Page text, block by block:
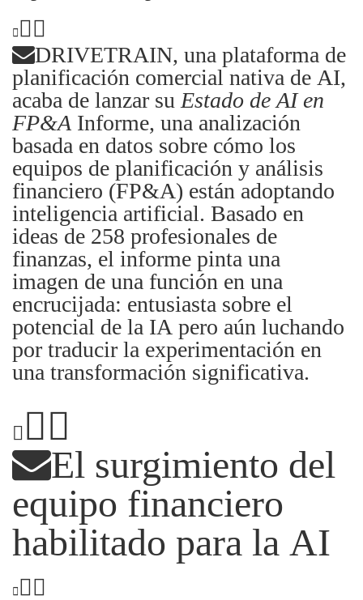
DRIVETRAIN, una plataforma de
planificación comercial nativa de AI,
acaba de lanzar su Estado de AI en
FP&A Informe, una analización
basada en datos sobre cómo los
equipos de planificación y análisis
financiero (FP&A) están adoptando
inteligencia artificial. Basado en
ideas de 258 profesionales de
finanzas, el informe pinta una
imagen de una función en una
encrucijada: entusiasta sobre el
potencial de la IA pero aún luchando
por traducir la experimentación en
una transformación significativa.
El surgimiento del
equipo financiero
habilitado para la AI